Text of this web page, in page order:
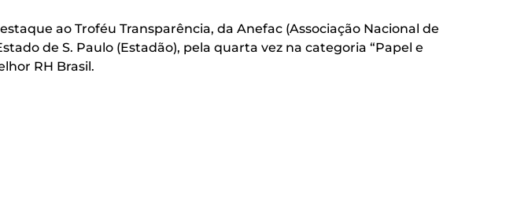
ao Troféu Transparência, da Anefac (Associação Nacional de
de S. Paulo (Estadão), pela quarta vez na categoria “Papel e
RH Brasil.